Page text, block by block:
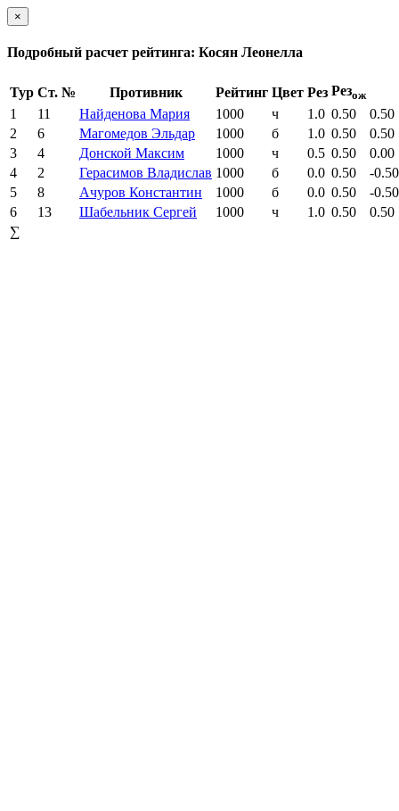
×
Подробный расчет рейтинга: Косян Леонелла
Тур Ст. № Противник Рейтинг Цвет Рез Резож
1 11 Найденова Мария 1000 ч 1.0 0.50
0.50
2
6 Магомедов Эльдар 1000 б 1.0 0.50
0.50
3
4 Донской Максим 1000 ч 0.5 0.50
0.00
4
2 Герасимов Владислав 1000 б 0.0 0.50
-0.50
5
8 Ачуров Константин 1000 б 0.0 0.50
-0.50
6
13 Шабельник Сергей 1000 ч 1.0 0.50
0.50
∑